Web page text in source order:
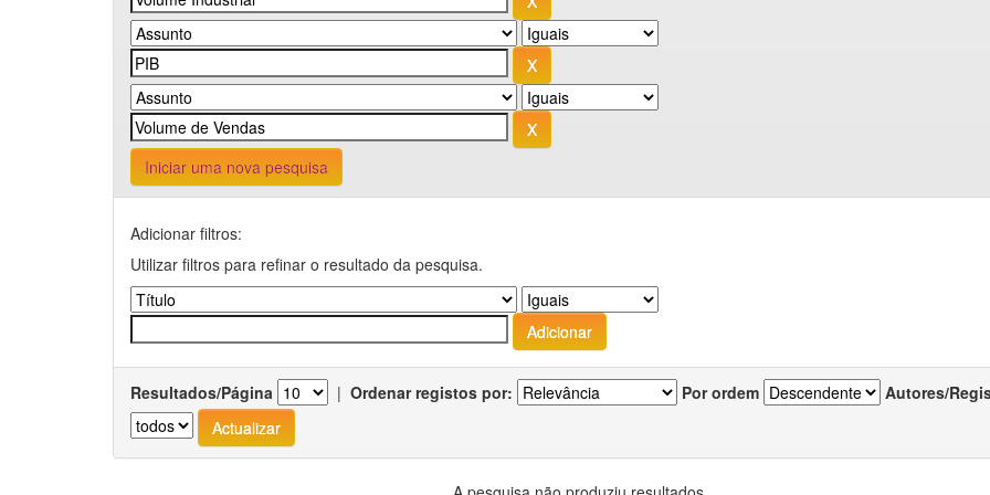
Iniciar uma nova pesquisa
Adicionar filtros:
Utilizar filtros para refinar o resultado da pesquisa.
Resultados/Página | Ordenar registos por: Por ordem Autores/